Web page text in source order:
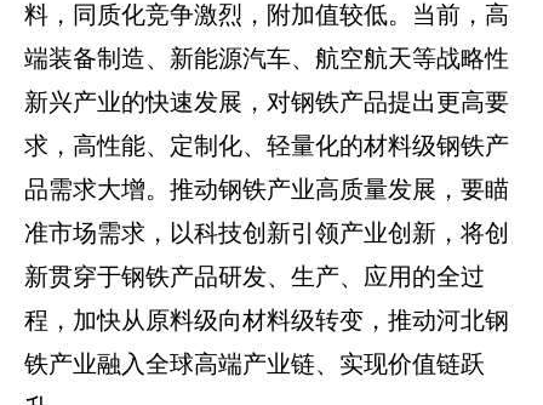
料，同质化竞争激烈，附加值较低。当前，高
端装备制造、新能源汽车、航空航天等战略性
新兴产业的快速发展，对钢铁产品提出更高要
求，高性能、定制化、轻量化的材料级钢铁产
品需求大增。推动钢铁产业高质量发展，要瞄
准市场需求，以科技创新引领产业创新，将创
新贯穿于钢铁产品研发、生产、应用的全过
程，加快从原料级向材料级转变，推动河北钢
铁产业融入全球高端产业链、实现价值链跃